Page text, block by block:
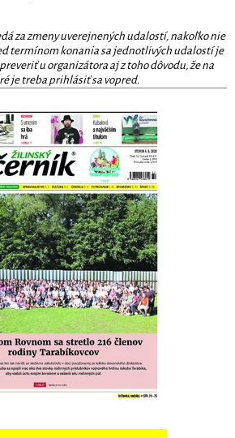
za zmeny uverejnených udalostí, nakoľko nie
termínom konania sa jednotlivých udalostí je
u organizátora aj z toho dôvodu, že na
je treba prihlásiť sa vopred.